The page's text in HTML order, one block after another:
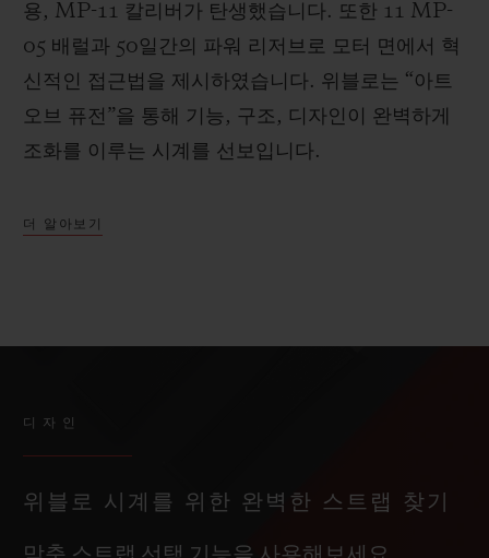
용, MP-11 칼리버가 탄생했습니다. 또한 11 MP-
05 배럴과 50일간의 파워 리저브로 모터 면에서 혁
신적인 접근법을 제시하였습니다. 위블로는 “아트
오브 퓨전”을 통해 기능, 구조, 디자인이 완벽하게
조화를 이루는 시계를 선보입니다.
더 알아보기
디자인
위블로 시계를 위한 완벽한 스트랩 찾기